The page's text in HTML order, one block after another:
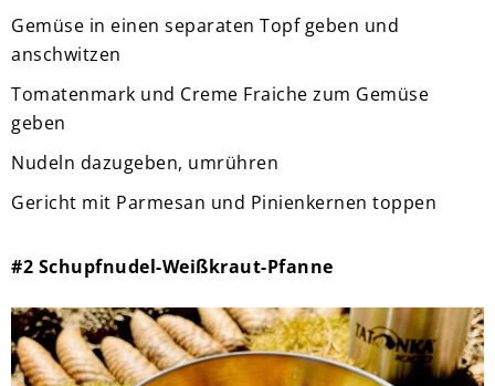
Gemüse in einen separaten Topf geben und
anschwitzen
Tomatenmark und Creme Fraiche zum Gemüse
geben
Nudeln dazugeben, umrühren
Gericht mit Parmesan und Pinienkernen toppen
#2 Schupfnudel-Weißkraut-Pfanne